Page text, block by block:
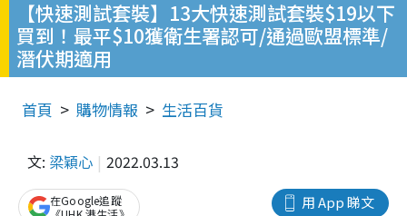
【快速測試套裝】13大快速測試套裝$19以下
買到！最平$10獲衛生署認可/通過歐盟標準/
潛伏期適用
首頁 購物情報 生活百貨
文: 梁穎心 2022.03.13
用 App 睇文
在Google追蹤